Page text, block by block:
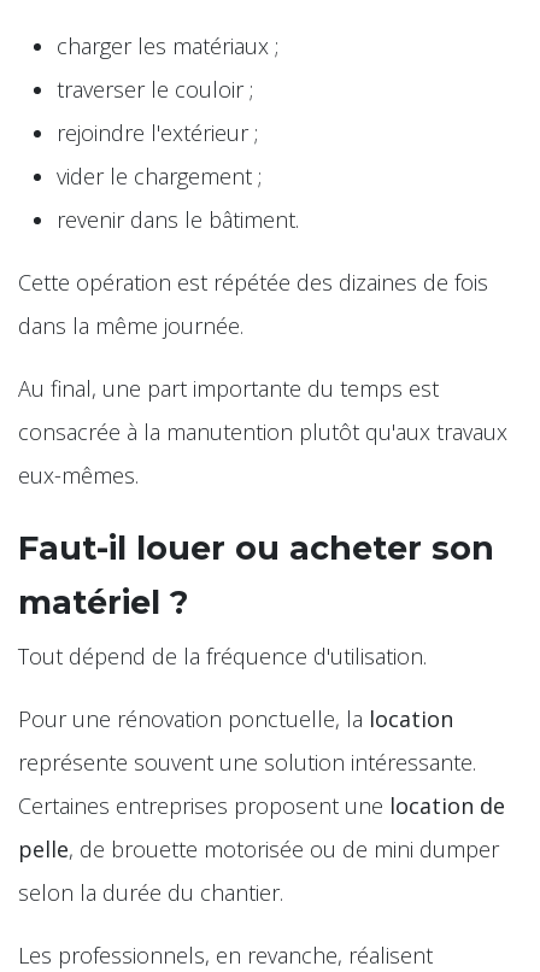
charger les matériaux ;
traverser le couloir ;
rejoindre l'extérieur ;
vider le chargement ;
revenir dans le bâtiment.
Cette opération est répétée des dizaines de fois
dans la même journée.
Au final, une part importante du temps est
consacrée à la manutention plutôt qu'aux travaux
eux-mêmes.
Faut-il louer ou acheter son
matériel ?
Tout dépend de la fréquence d'utilisation.
Pour une rénovation ponctuelle, la location
représente souvent une solution intéressante.
Certaines entreprises proposent une location de
pelle, de brouette motorisée ou de mini dumper
selon la durée du chantier.
Les professionnels, en revanche, réalisent